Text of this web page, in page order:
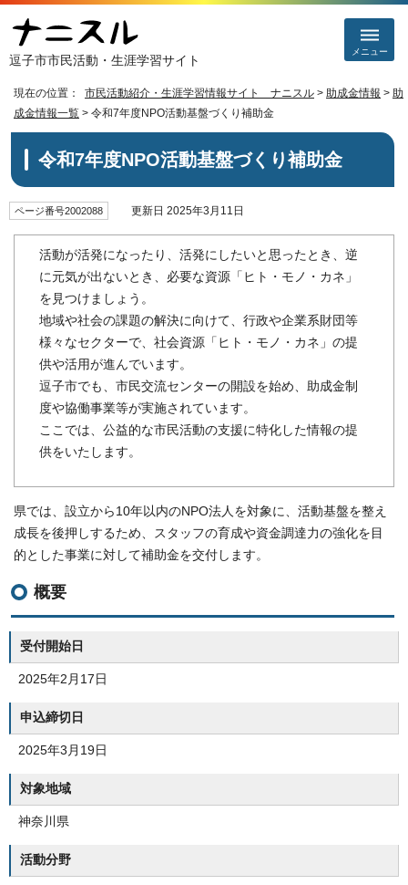
逗子市市民活動・生涯学習サイト
メニュー
現在の位置： 市民活動紹介・生涯学習情報サイト ナニスル > 助成金情報 > 助
成金情報一覧 > 令和7年度NPO活動基盤づくり補助金
令和7年度NPO活動基盤づくり補助金
ページ番号2002088 更新日 2025年3月11日
活動が活発になったり、活発にしたいと思ったとき、逆
に元気が出ないとき、必要な資源「ヒト・モノ・カネ」
を見つけましょう。
地域や社会の課題の解決に向けて、行政や企業系財団等
様々なセクターで、社会資源「ヒト・モノ・カネ」の提
供や活用が進んでいます。
逗子市でも、市民交流センターの開設を始め、助成金制
度や協働事業等が実施されています。
ここでは、公益的な市民活動の支援に特化した情報の提
供をいたします。
県では、設立から10年以内のNPO法人を対象に、活動基盤を整え
成長を後押しするため、スタッフの育成や資金調達力の強化を目
的とした事業に対して補助金を交付します。
概要
受付開始日
2025年2月17日
申込締切日
2025年3月19日
対象地域
神奈川県
活動分野